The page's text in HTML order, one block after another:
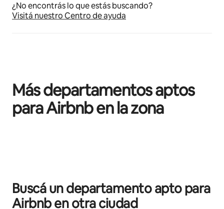
¿No encontrás lo que estás buscando?
Visitá nuestro Centro de ayuda
Más departamentos aptos
para Airbnb en la zona
Buscá un departamento apto para
Airbnb en otra ciudad